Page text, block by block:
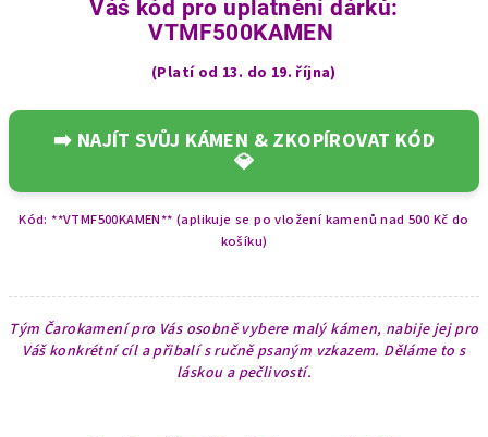
Váš kód pro uplatnění dárků:
VTMF500KAMEN
(Platí od 13. do 19. října)
➡️ NAJÍT SVŮJ KÁMEN & ZKOPÍROVAT KÓD
💎
Kód: **VTMF500KAMEN** (aplikuje se po vložení kamenů nad 500 Kč do
košíku)
Tým Čarokamení pro Vás osobně vybere malý kámen, nabije jej pro
Váš konkrétní cíl a přibalí s ručně psaným vzkazem. Děláme to s
láskou a pečlivostí.